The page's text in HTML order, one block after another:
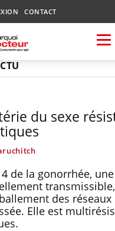
CONTACT
du sexe
de la gonorrhée, une
des réseaux
Elle est